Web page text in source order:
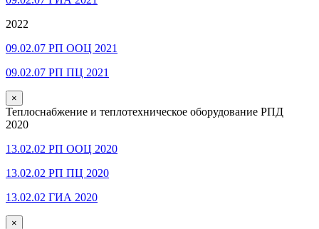
2022
09.02.07 РП ООЦ 2021
09.02.07 РП ПЦ 2021
×
Теплоснабжение и теплотехническое оборудование РПД
2020
13.02.02 РП ООЦ 2020
13.02.02 РП ПЦ 2020
13.02.02 ГИА 2020
×